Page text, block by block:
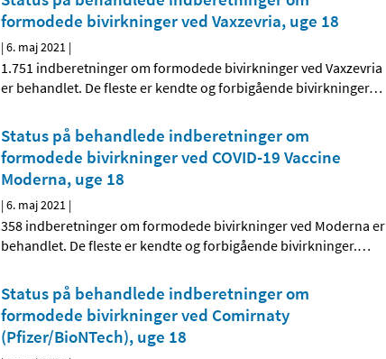
formodede bivirkninger ved Vaxzevria, uge 18
|6. maj 2021 |
1.751 indberetninger om formodede bivirkninger ved Vaxzevria
er behandlet. De fleste er kendte og forbigående bivirkninger…
Status på behandlede indberetninger om
formodede bivirkninger ved COVID-19 Vaccine
Moderna, uge 18
|6. maj 2021 |
358 indberetninger om formodede bivirkninger ved Moderna er
behandlet. De fleste er kendte og forbigående bivirkninger.…
Status på behandlede indberetninger om
formodede bivirkninger ved Comirnaty
(Pfizer/BioNTech), uge 18